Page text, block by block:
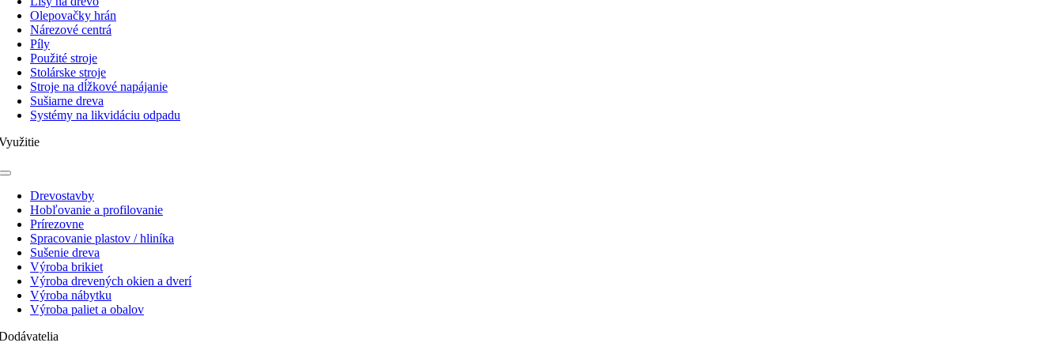
Olepovačky hrán
Nárezové centrá
Píly
Použité stroje
Stolárske stroje
Stroje na dĺžkové napájanie
Sušiarne dreva
Systémy na likvidáciu odpadu
Toggle
NavigationDrevostavby
Hobľovanie a profilovanie
Prírezovne
Spracovanie plastov / hliníka
Sušenie dreva
Výroba brikiet
Výroba drevených okien a dverí
Výroba nábytku
Výroba paliet a obalov